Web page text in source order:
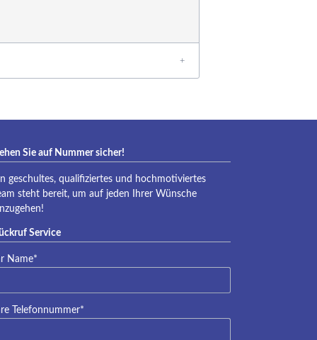
Sie auf Nummer sicher!
geschultes, qualifiziertes und hochmotiviertes
steht bereit, um auf jeden Ihrer Wünsche
Service
Name*
Telefonnummer*